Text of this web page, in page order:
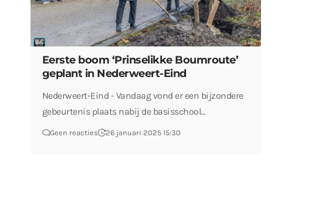
Eerste boom ‘Prinselikke Boumroute’
geplant in Nederweert-Eind
Nederweert-Eind - Vandaag vond er een bijzondere
gebeurtenis plaats nabij de basisschool…
Geen reacties 26 januari 2025 15:30